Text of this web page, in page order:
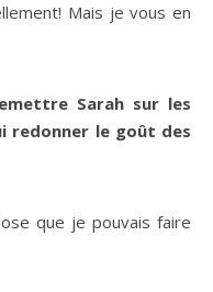
Mais je vous en
Sarah sur les
redonner le goût des
que je pouvais faire